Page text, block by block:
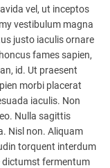
vel, ut inceptos
vestibulum magna
justo iaculis ornare
fames sapien,
id. Ut praesent
morbi placerat
iaculis. Non
Nulla sagittis
Nisl non. Aliquam
torquent interdum
dictumst fermentum